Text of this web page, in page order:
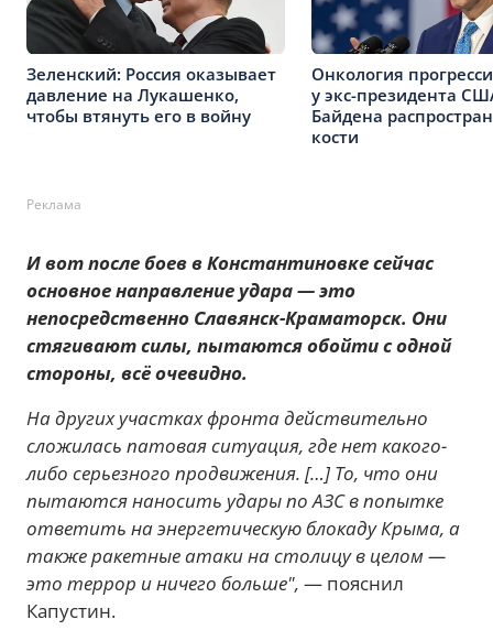
Зеленский: Россия оказывает
давление на Лукашенко,
чтобы втянуть его в войну
Онкология
у экс-президента
Байдена
кости
Реклама
И вот после боев в Константиновке сейчас
основное направление удара — это
непосредственно Славянск-Краматорск. Они
стягивают силы, пытаются обойти с одной
стороны, всё очевидно.
На других участках фронта действительно
сложилась патовая ситуация, где нет какого-
либо серьезного продвижения. […] То, что они
пытаются наносить удары по АЗС в попытке
ответить на энергетическую блокаду Крыма, а
также ракетные атаки на столицу в целом —
это террор и ничего больше", — пояснил
Капустин.